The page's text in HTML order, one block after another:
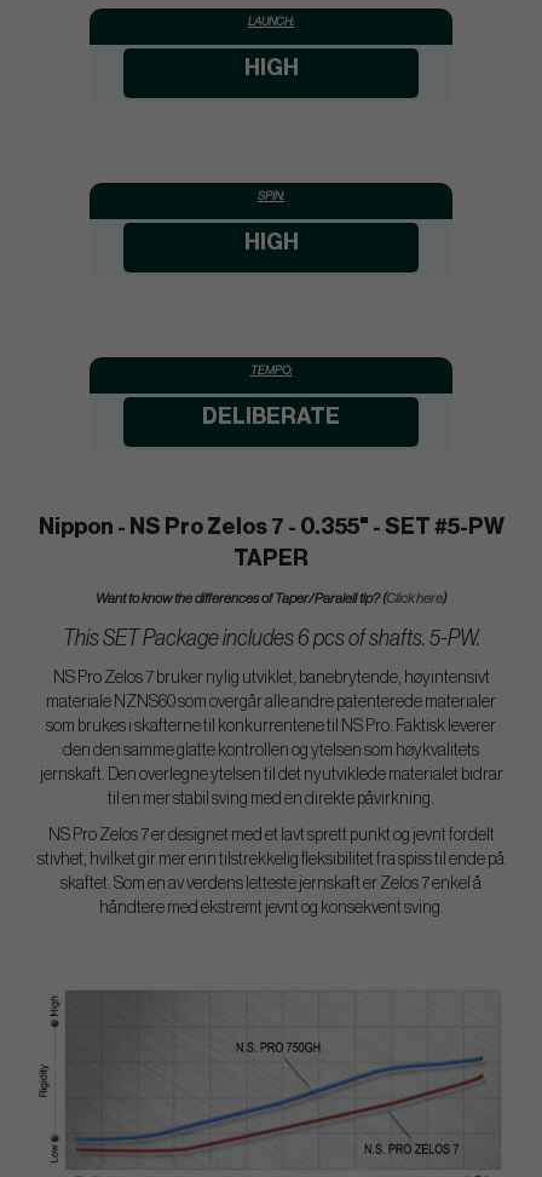
LAUNCH:
HIGH
SPIN:
HIGH
TEMPO:
DELIBERATE
Nippon - NS Pro Zelos 7 - 0.355" - SET #5-PW
TAPER
Want to know the differences of Taper/Paralell tip? (Click here)
This SET Package includes 6 pcs of shafts. 5-PW.
NS Pro Zelos 7 bruker nylig utviklet, banebrytende, høyintensivt
materiale NZNS60 som overgår alle andre patenterede materialer
som brukes i skafterne til konkurrentene til NS Pro. Faktisk leverer
den den samme glatte kontrollen og ytelsen som høykvalitets
jernskaft. Den overlegne ytelsen til det nyutviklede materialet bidrar
til en mer stabil sving med en direkte påvirkning.
NS Pro Zelos 7 er designet med et lavt sprett punkt og jevnt fordelt
stivhet, hvilket gir mer enn tilstrekkelig fleksibilitet fra spiss til ende på
skaftet. Som en av verdens letteste jernskaft er Zelos 7 enkel å
håndtere med ekstremt jevnt og konsekvent sving.